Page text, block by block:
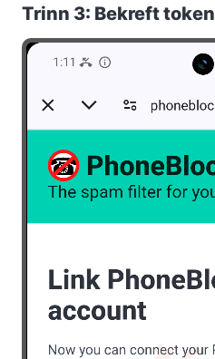
Trinn 3: Bekreft token